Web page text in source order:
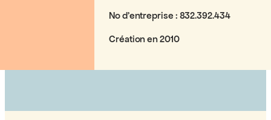
No d’entreprise : 832.392.434
Création en 2010